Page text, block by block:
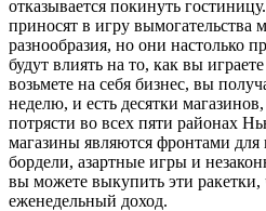
отказывается покинуть
приносят в игру вымогательства
разнообразия, но они настолько
будут влиять на то, как вы
возьмете на себя бизнес, вы
неделю, и есть десятки
потрясти во всех пяти районах
магазины являются фронтами для
бордели, азартные игры и
вы можете выкупить эти
еженедельный доход.